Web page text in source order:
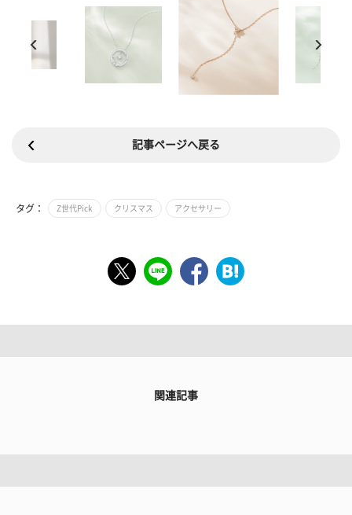
記事ページへ戻る
タグ： Z世代Pick クリスマス アクセサリー
関連記事